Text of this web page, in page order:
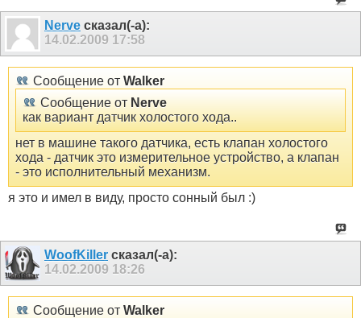
Nerve сказал(-а):
14.02.2009 17:58
Сообщение от Walker
Сообщение от Nerve
как вариант датчик холостого хода..
нет в машине такого датчика, есть клапан холостого
хода - датчик это измерительное устройство, а клапан
- это исполнительный механизм.
я это и имел в виду, просто сонный был :)
WoofKiller сказал(-а):
14.02.2009 18:26
Сообщение от Walker